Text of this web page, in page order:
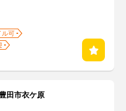
ル可
田市衣ケ原